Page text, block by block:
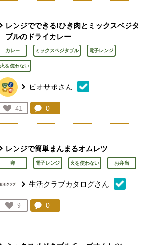
レンジでできる!ひき肉とミックスベジタ
ブルのドライカレー
カレー ミックスベジタブル 電子レンジ
火を使わない
ビオサポさん
お気に入り登録：
41
人が登録
コメント：
0
レンジで簡単まんまるオムレツ
卵 電子レンジ 火を使わない お弁当
生活クラブカタログさん
お気に入り登録：
9
人が登録
コメント：
0